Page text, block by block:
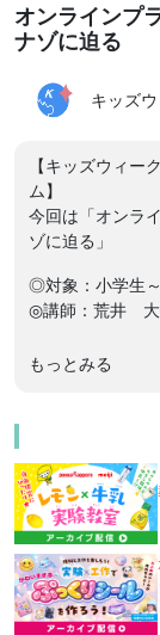
オンラインプ
ナゾに迫る
キッズ
【キッズウィー
ム】
今回は「オンラ
ゾに迫る」
◎対象：小学生
◎講師：荒井 大
「オンラインプ
宇宙・天文・星
2025年は、地
られました。
今後さらに1機が
が月を目指すこ
これだけ多くの
そこで、今回は
月探査と月面開
もっとみる